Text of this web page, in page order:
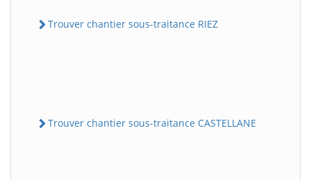
Trouver chantier sous-traitance RIEZ
Trouver chantier sous-traitance CASTELLANE